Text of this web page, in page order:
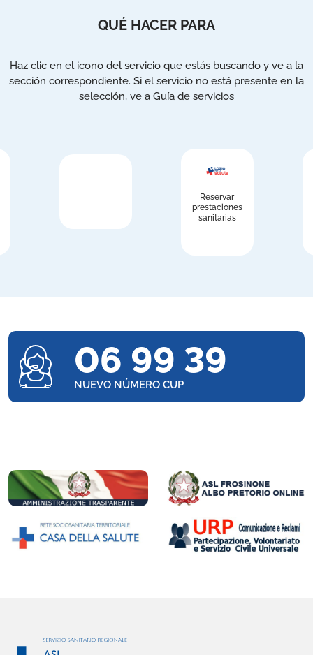
QUÉ HACER PARA
Haz clic en el icono del servicio que estás buscando y ve a la
sección correspondiente. Si el servicio no está presente en la
selección, ve a Guía de servicios
Reservar
prestaciones
sanitarias
06 99 39
NUEVO NÚMERO CUP